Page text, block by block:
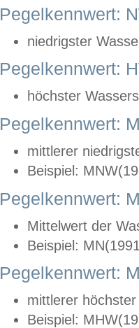
Pegelkennwert:
niedrigster
Pegelkennwert:
höchster
Pegelkennwert:
mittlerer
Beispiel:
Pegelkennwert:
Mittelwert der
Beispiel:
Pegelkennwert:
mittlerer
Beispiel: